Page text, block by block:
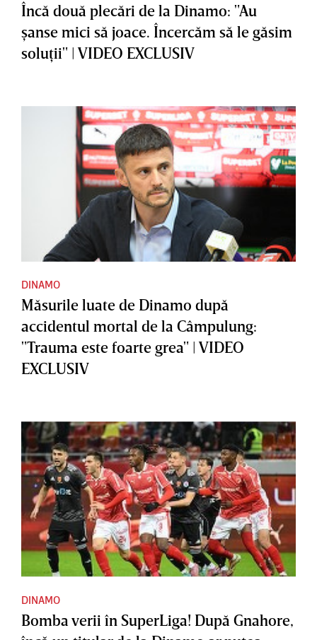
Încă două plecări de la Dinamo: "Au
şanse mici să joace. Încercăm să le găsim
soluţii" | VIDEO EXCLUSIV
DINAMO
Măsurile luate de Dinamo după
accidentul mortal de la Câmpulung:
"Trauma este foarte grea" | VIDEO
EXCLUSIV
DINAMO
Bomba verii în SuperLiga! După Gnahore,